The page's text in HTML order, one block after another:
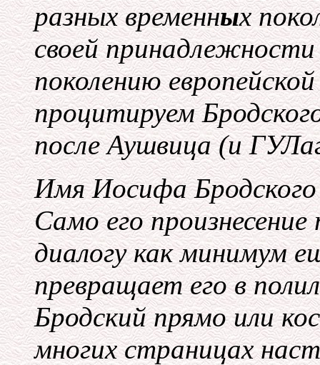
разных временных
своей
поколению
процитируем
после Аушвица (и
Имя Иосифа Бродского
Само его
диалогу как минимум
превращает его в
Бродский прямо или
многих страницах